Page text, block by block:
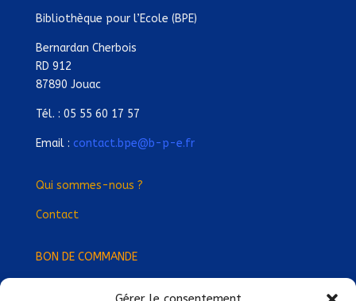
Bibliothèque pour l’Ecole (BPE)
Bernardan Cherbois
RD 912
87890 Jouac
Tél. : 05 55 60 17 57
Email : contact.bpe@b-p-e.fr
Qui sommes-nous ?
Contact
BON DE COMMANDE